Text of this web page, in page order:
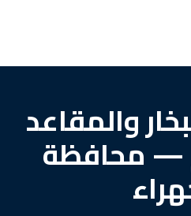
والمقاعد
— محافظة